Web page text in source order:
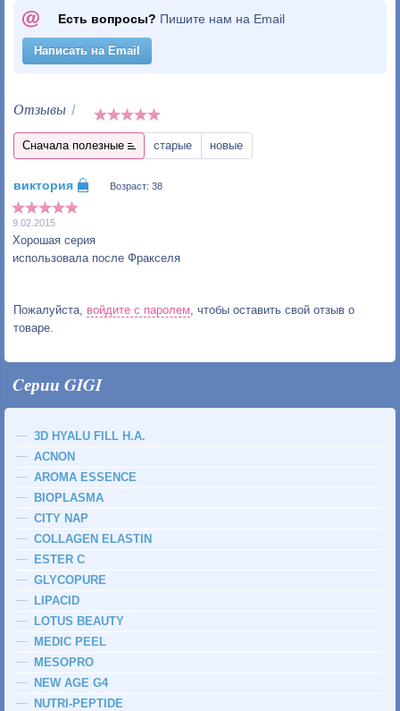
Есть вопросы? Пишите нам на Email
Написать на Email
Отзывы 1
Сначала полезные старые новые
Возраст: 38
9.02.2015
Хорошая серия
использовала после Фракселя
Пожалуйста, войдите с паролем , чтобы оставить свой отзыв о
товаре.
Cерии GIGI
3D HYALU FILL H.A.
ACNON
AROMA ESSENCE
BIOPLASMA
CITY NAP
COLLAGEN ELASTIN
ESTER C
GLYCOPURE
LIPACID
LOTUS BEAUTY
MEDIC PEEL
MESOPRO
NEW AGE G4
NUTRI-PEPTIDE